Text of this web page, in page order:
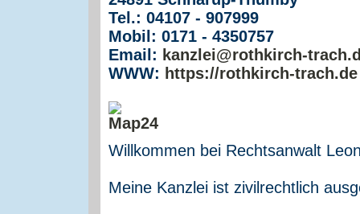
Tel.: 04107 - 907999
Mobil: 0171 - 4350757
Email: kanzlei@rothkirch-
WWW: https://rothkirch-trach.de
Willkommen bei Rechtsanwalt
Meine Kanzlei ist zivilrechtlich